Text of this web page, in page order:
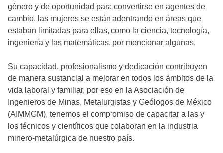
género y de oportunidad para convertirse en agentes de
cambio, las mujeres se están adentrando en áreas que
estaban limitadas para ellas, como la ciencia, tecnología,
ingeniería y las matemáticas, por mencionar algunas.
Su capacidad, profesionalismo y dedicación contribuyen
de manera sustancial a mejorar en todos los ámbitos de la
vida laboral y familiar, por eso en la Asociación de
Ingenieros de Minas, Metalurgistas y Geólogos de México
(AIMMGM), tenemos el compromiso de capacitar a las y
los técnicos y científicos que colaboran en la industria
minero-metalúrgica de nuestro país.